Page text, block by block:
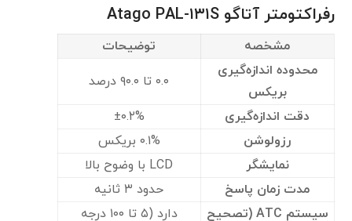
رفراکتومتر آتاگو Atago PAL-۱۳۱S
مشخصه
توضیحات
محدوده اندازه‌گیری
بریکس
۰.۰ تا ۹۰.۰ درصد
دقت اندازه‌گیری
±۰.۲%
رزولوشن
۰.۱% بریکس
نمایشگر
LCD با وضوح بالا
مدت زمان پاسخ
حدود ۳ ثانیه
سیستم ATC (تصحیح
دارد (۵ تا ۱۰۰ درجه